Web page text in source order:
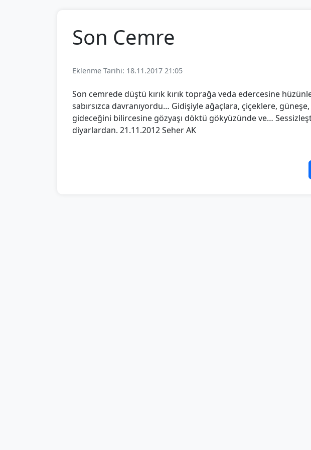
Son Cemre
Eklenme Tarihi: 18.11.2017 21:05
Son cemrede düştü kırık kırık toprağa veda edercesine
sabırsızca davranıyordu… Gidişiyle ağaçlara, çiçeklere,
gideceğini bilircesine gözyaşı döktü gökyüzünde ve…
diyarlardan. 21.11.2012 Seher AK